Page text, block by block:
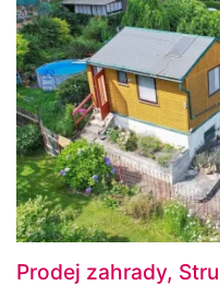
Prodej zahrady,